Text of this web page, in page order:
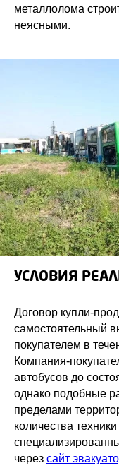
металлолома
неясными.
УСЛОВИЯ
Договор купли-
самостоятельный
покупателем в
Компания-
автобусов до
однако подобные
пределами
количества
через сайт